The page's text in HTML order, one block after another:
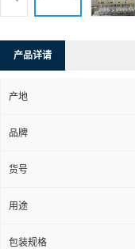
产品详请
产地
品牌
货号
用途
包装规格